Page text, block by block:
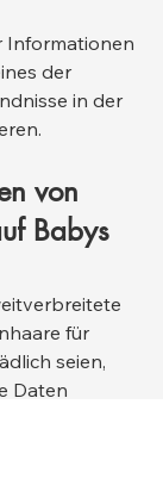
Informationen
der
in der
von
Babys
für
seien,
Daten